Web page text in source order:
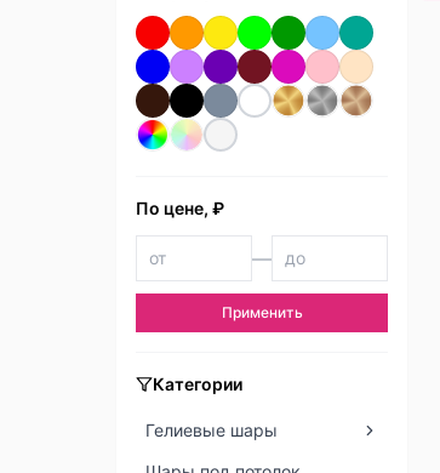
По цене, ₽
—
Применить
Категории
Гелиевые шары